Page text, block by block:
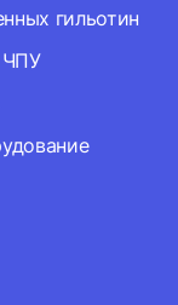
гильотин
ЧПУ